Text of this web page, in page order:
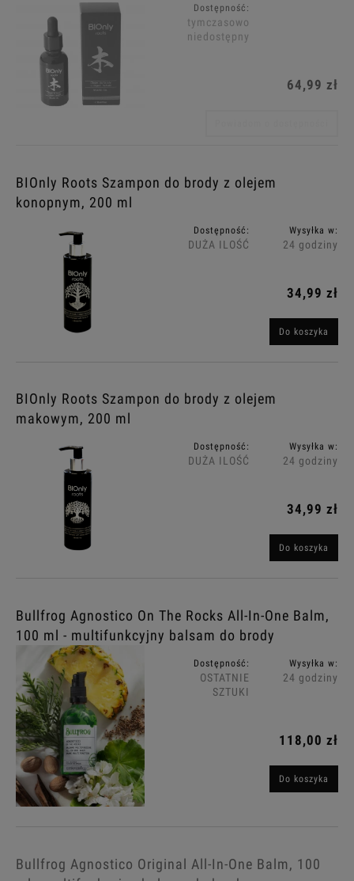
Dostępność:
tymczasowo
niedostępny
64,99 zł
BIOnly Roots Szampon do brody z olejem
konopnym, 200 ml
Dostępność:
DUŻA ILOŚĆ
Wysyłka w:
24 godziny
34,99 zł
Do koszyka
BIOnly Roots Szampon do brody z olejem
makowym, 200 ml
Dostępność:
DUŻA ILOŚĆ
Wysyłka w:
24 godziny
34,99 zł
Do koszyka
Bullfrog Agnostico On The Rocks All-In-One Balm,
100 ml - multifunkcyjny balsam do brody
Dostępność:
OSTATNIE
SZTUKI
Wysyłka w:
24 godziny
118,00 zł
Do koszyka
Bullfrog Agnostico Original All-In-One Balm, 100